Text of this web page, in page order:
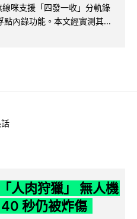
咪支援「四發一收」分軌錄
內錄功能。本文經實測其...
人肉狩獵」 無人機
秒仍被炸傷